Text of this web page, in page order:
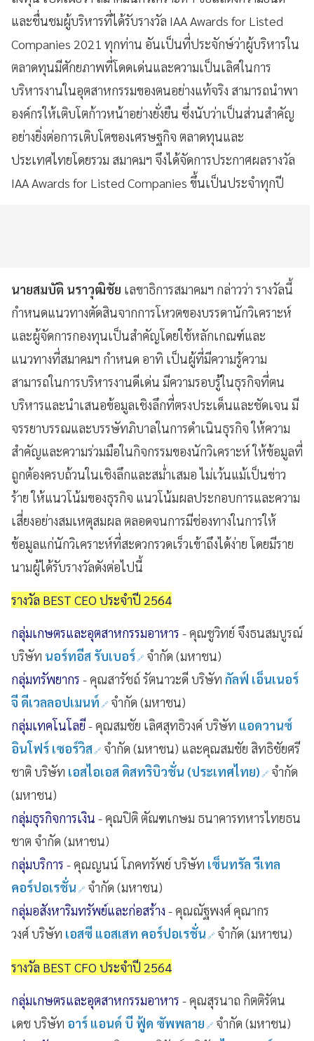
และชื่นชมผู้บริหารที่ได้รับรางวัล IAA Awards for Listed
Companies 2021 ทุกท่าน อันเป็นที่ประจักษ์ว่าผู้บริหารใน
ตลาดทุนมีศักยภาพที่โดดเด่นและความเป็นเลิศในการ
บริหารงานในอุตสาหกรรมของตนอย่างแท้จริง สามารถนำพา
องค์กรให้เติบโตก้าวหน้าอย่างยั่งยืน ซึ่งนับว่าเป็นส่วนสำคัญ
อย่างยิ่งต่อการเติบโตของเศรษฐกิจ ตลาดทุนและ
ประเทศไทยโดยรวม สมาคมฯ จึงได้จัดการประกาศผลรางวัล
IAA Awards for Listed Companies ขึ้นเป็นประจำทุกปี
นายสมบัติ นราวุฒิชัย เลขาธิการสมาคมฯ กล่าวว่า รางวัลนี้
กำหนดแนวทางตัดสินจากการโหวตของบรรดานักวิเคราะห์
และผู้จัดการกองทุนเป็นสำคัญโดยใช้หลักเกณฑ์และ
แนวทางที่สมาคมฯ กำหนด อาทิ เป็นผู้ที่มีความรู้ความ
สามารถในการบริหารงานดีเด่น มีความรอบรู้ในธุรกิจที่ตน
บริหารและนำเสนอข้อมูลเชิงลึกที่ตรงประเด็นและชัดเจน มี
จรรยาบรรณและบรรษัทภิบาลในการดำเนินธุรกิจ ให้ความ
สำคัญและความร่วมมือในกิจกรรมของนักวิเคราะห์ ให้ข้อมูลที่
ถูกต้องครบถ้วนในเชิงลึกและสม่ำเสมอ ไม่เว้นแม้เป็นข่าว
ร้าย ให้แนวโน้มของธุรกิจ แนวโน้มผลประกอบการและความ
เสี่ยงอย่างสมเหตุสมผล ตลอดจนการมีช่องทางในการให้
ข้อมูลแก่นักวิเคราะห์ที่สะดวกรวดเร็วเข้าถึงได้ง่าย โดยมีราย
นามผู้ได้รับรางวัลดังต่อไปนี้
รางวัล BEST CEO ประจำปี 2564
กลุ่มเกษตรและอุตสาหกรรมอาหาร - คุณชูวิทย์ จึงธนสมบูรณ์
บริษัท นอร์ทอีส รับเบอร์ จำกัด (มหาชน)
กลุ่มทรัพยากร - คุณสารัชถ์ รัตนาวะดี บริษัท กัลฟ์ เอ็นเนอร์
จี ดีเวลลอปเมนท์ จำกัด (มหาชน)
กลุ่มเทคโนโลยี- คุณสมชัย เลิศสุทธิวงค์ บริษัท แอดวานซ์
อินโฟร์ เซอร์วิส จำกัด (มหาชน) และคุณสมชัย สิทธิชัยศรี
ชาติ บริษัท เอสไอเอส ดิสทริบิวชั่น (ประเทศไทย) จำกัด
(มหาชน)
กลุ่มธุรกิจการเงิน - คุณปิติ ตัณฑเกษม ธนาคารทหารไทยธน
ชาต จำกัด (มหาชน)
กลุ่มบริการ - คุณญนน์ โภคทรัพย์ บริษัท เซ็นทรัล รีเทล
คอร์ปอเรชั่น จำกัด (มหาชน)
กลุ่มอสังหาริมทรัพย์และก่อสร้าง - คุณณัฐพงศ์ คุณากร
วงศ์ บริษัท เอสซี แอสเสท คอร์ปอเรชั่น จำกัด (มหาชน)
รางวัล BEST CFO ประจำปี 2564
กลุ่มเกษตรและอุตสาหกรรมอาหาร - คุณสุรนาถ กิตติรัตน
เดช บริษัท อาร์ แอนด์ บี ฟู้ด ซัพพลาย จำกัด (มหาชน)